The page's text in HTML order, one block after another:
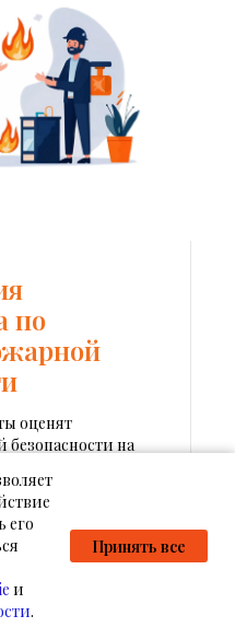
по
оценят
безопасности на
обеспечения
его
и
.
Принять все